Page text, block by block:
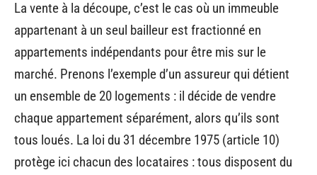
La vente à la découpe, c’est le cas où un immeuble
appartenant à un seul bailleur est fractionné en
appartements indépendants pour être mis sur le
marché. Prenons l’exemple d’un assureur qui détient
un ensemble de 20 logements : il décide de vendre
chaque appartement séparément, alors qu’ils sont
tous loués. La loi du 31 décembre 1975 (article 10)
protège ici chacun des locataires : tous disposent du